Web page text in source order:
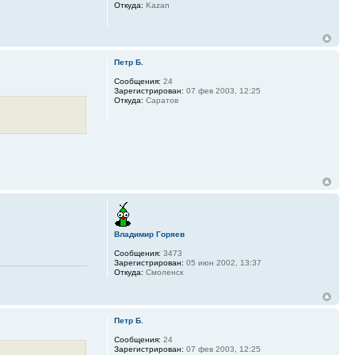
Откуда: Kazan
Петр Б.
Сообщения: 24
Зарегистрирован: 07 фев 2003, 12:25
Откуда: Саратов
Владимир Горяев
Сообщения: 3473
Зарегистрирован: 05 июн 2002, 13:37
Откуда: Смоленск
Петр Б.
Сообщения: 24
Зарегистрирован: 07 фев 2003, 12:25